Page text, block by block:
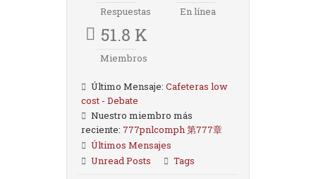
Respuestas En línea
51.8 K
Miembros
Último Mensaje: Cafeteras low
cost - Debate
Nuestro miembro más
reciente: 777pnlcomph 第777章
Últimos Mensajes
Unread Posts
Tags